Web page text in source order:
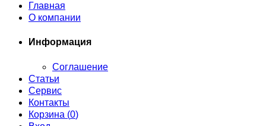
Главная
О компании
Информация
Соглашение
Статьи
Сервис
Контакты
Корзина (0)